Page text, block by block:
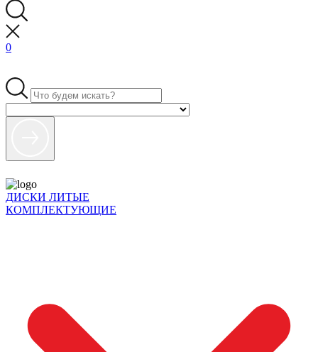
0
ДИСКИ ЛИТЫЕ
КОМПЛЕКТУЮЩИЕ